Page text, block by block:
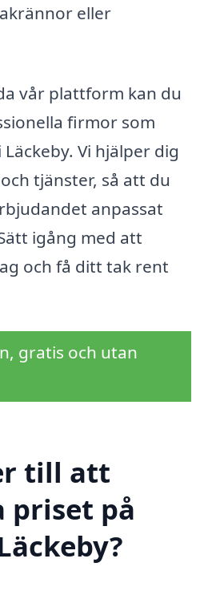
eller
vår plattform kan du
firmor som
Vi hjälper dig
tjänster, så att du
anpassat
igång med att
och få ditt tak rent
gratis och utan
till att
priset på